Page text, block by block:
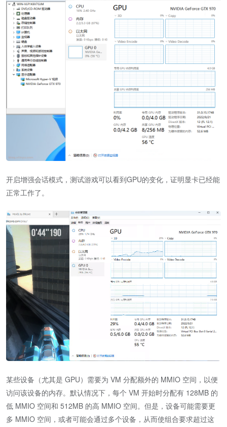
开启增强会话模式，测试游戏可以看到GPU的变化，证明显卡已经能
正常工作了。
某些设备（尤其是 GPU）需要为 VM 分配额外的 MMIO 空间，以便
访问该设备的内存。默认情况下，每个 VM 开始时分配有 128MB 的
低 MMIO 空间和 512MB 的高 MMIO 空间。但是，设备可能需要更
多 MMIO 空间，或者可能会通过多个设备，从而使组合要求超过这